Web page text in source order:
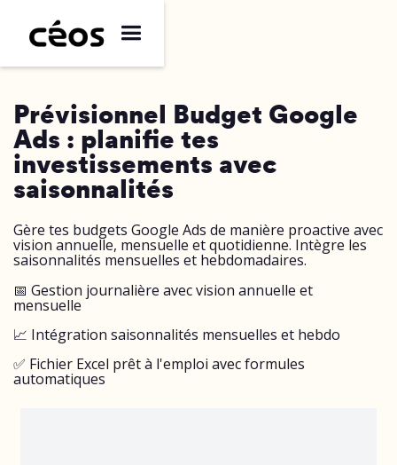
Prévisionnel Budget Google
Ads : planifie tes
investissements avec
saisonnalités
Gère tes budgets Google Ads de manière proactive avec
vision annuelle, mensuelle et quotidienne. Intègre les
saisonnalités mensuelles et hebdomadaires.
📅 Gestion journalière avec vision annuelle et
mensuelle
📈 Intégration saisonnalités mensuelles et hebdo
✅ Fichier Excel prêt à l'emploi avec formules
automatiques